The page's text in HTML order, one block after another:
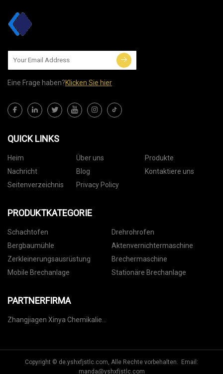
Eine Frage haben?Klicken Sie hier
QUICK LINKS
Heim Über uns
Produkte
Nachricht
Blog
Kontaktiere uns
Seitenverzeichnis
Privacy Policy
PRODUKTKATEGORIE
Schachtofen
Drehrohrofen
Bergbaumühle
Aktenvernichtermaschine
Zerkleinerungsausrüstung
Brechermaschine
Mobile Brechanlage
Stationäre Brechanlage
PARTNERFIRMA
Zhangjiagen Xinya Chemikalie
Copyright © de.yshxfjstlc.com, Alle Rechte vorbehalten. Email:
manda@yshxfjstlc.com